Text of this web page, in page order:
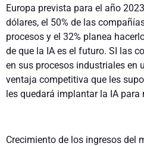
Europa prevista para el año
dólares, el 50% de las
procesos y el 32% planea
de que la IA es el futuro. SI las
en sus procesos industriales en
ventaja competitiva que les
les quedará implantar la IA para
Crecimiento de los ingresos del